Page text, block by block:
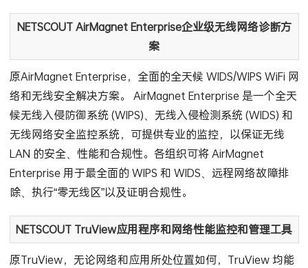
NETSCOUT AirMagnet Enterprise企业级无线网络诊断方
案
原AirMagnet Enterprise，全面的全天候 WIDS/WIPS WiFi 网
络和无线安全解决方案。 AirMagnet Enterprise 是一个全天
候无线入侵防御系统 (WIPS)、无线入侵检测系统 (WIDS) 和
无线网络安全监控系统，可提供专业的监控，以保证无线
LAN 的安全、性能和合规性。各组织可将 AirMagnet
Enterprise 用于最全面的 WIPS 和 WIDS、远程网络故障排
除、执行“零无线区”以及证明合规性。
NETSCOUT TruView应用程序和网络性能监控和管理工具
原TruView，无论网络和应用所处位置如何，TruView 均能